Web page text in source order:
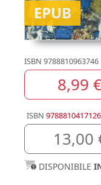
EPUB
ISBN 9788810963746
8,99
ISBN 9788810417126
13,00
DISPONIBILE